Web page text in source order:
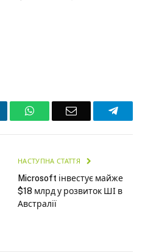
WhatsAppEmail
НАСТУПНА СТАТТЯ
Microsoft інвестує майже
$18 млрд у розвиток ШІ в
Австралії